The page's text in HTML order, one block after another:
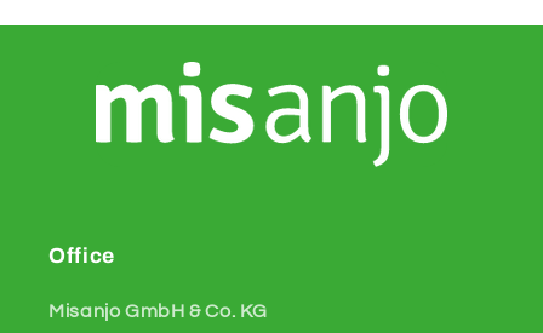
Office
Misanjo GmbH & Co. KG